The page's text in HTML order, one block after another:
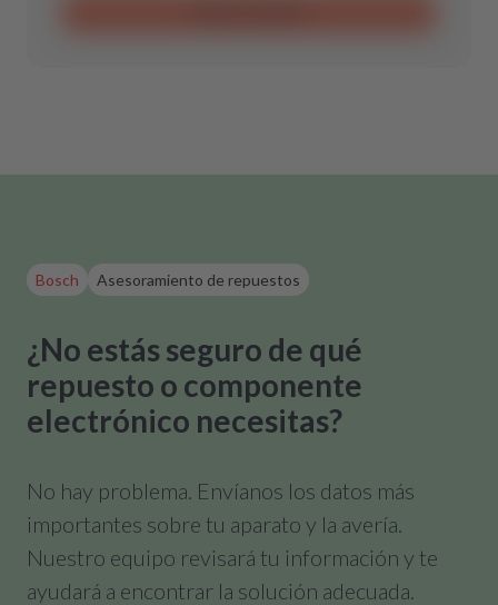
Bosch Asesoramiento de repuestos
¿No estás seguro de qué
repuesto o componente
electrónico necesitas?
No hay problema. Envíanos los datos más
importantes sobre tu aparato y la avería.
Nuestro equipo revisará tu información y te
ayudará a encontrar la solución adecuada.